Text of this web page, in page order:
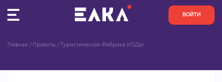
ВОЙТИ
Главная Проекты Туристическая Фабрика КОДЫ